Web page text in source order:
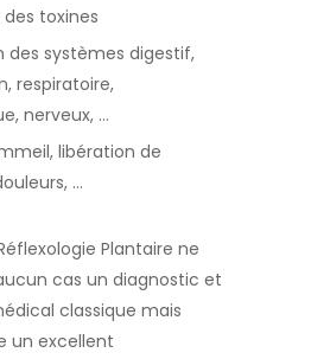
toxines
des systèmes digestif,
respiratoire,
nerveux, …
libération de
…
Plantaire ne
cas un diagnostic et
classique mais
un excellent